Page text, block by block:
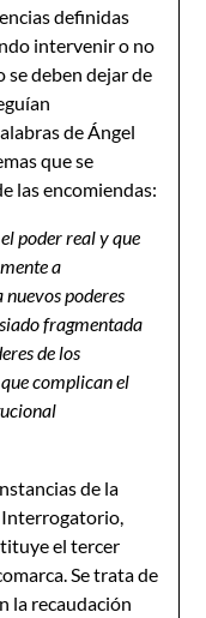
definidas
intervenir o no
se deben dejar de
de Ángel
que se
las encomiendas:
poder real y que
a
poderes
fragmentada
de los
complican el
de la
Interrogatorio,
el tercer
Se trata de
la recaudación